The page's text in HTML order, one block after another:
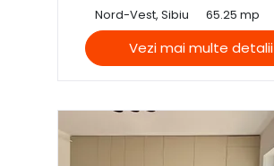
Nord-Vest, Sibiu
65.25 mp
Vezi mai multe detalii